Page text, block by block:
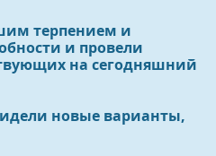
терпением и
и провели
на сегодняшний
новые варианты,